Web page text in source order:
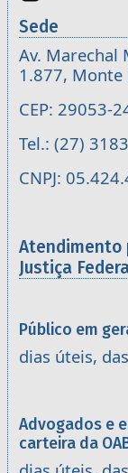
Sede
Av. Marechal
1.877, Monte
CEP: 29053-
Tel.: (27)
CNPJ:
Atendimento
Justiça
Público em
dias úteis,
Advogados e
carteira da